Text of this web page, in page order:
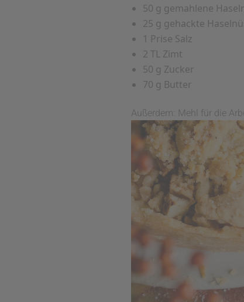
50 g gemahlene
25 g gehackte
1 Prise Salz
2 TL Zimt
50 g Zucker
70 g Butter
Außerdem: Mehl für die